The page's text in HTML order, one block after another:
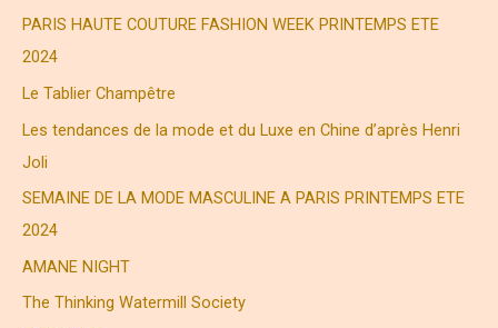
PARIS HAUTE COUTURE FASHION WEEK PRINTEMPS ETE
2024
Le Tablier Champêtre
Les tendances de la mode et du Luxe en Chine d’après Henri
Joli
SEMAINE DE LA MODE MASCULINE A PARIS PRINTEMPS ETE
2024
AMANE NIGHT
The Thinking Watermill Society